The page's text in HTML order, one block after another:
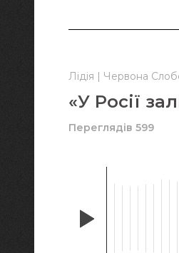
Лідія | Червона
«У Росії
Переглядів 599